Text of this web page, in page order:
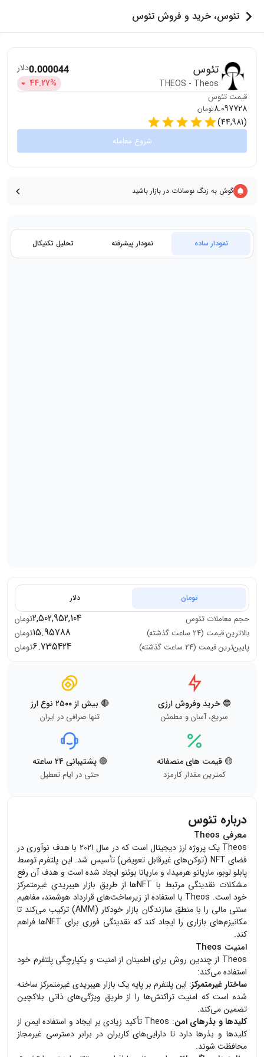
تئوس، خرید و فروش تئوس
تئوس
THEOS - Theos
0.000044دلار
44.27%
قیمت تئوس
8.097728تومان
(
44,981
)
شروع معامله
گوش به زنگ نوسانات در بازار باشید
نمودار ساده نمودار پیشرفته تحلیل تکنیکال
تومان دلار
حجم معاملات تئوس 2,502,952,104تومان
بالاترین قیمت (۲۴ ساعت گذشته)
15.95788تومان
پایین‌ترین قیمت (۲۴ ساعت گذشته)
6.735424تومان
🔵 خرید وفروش ارزی
سریع، آسان و مطمئن
🔴 بیش از ۲۵۰۰ نوع ارز
تنها صرافی در ایران
🟡 قیمت های منصفانه
کمترین مقدار کارمزد
🟢 پشتیبانی ۲۴ ساعته
حتی در ایام تعطیل
درباره تئوس
معرفی Theos
Theos یک پروژه ارز دیجیتال است که در سال 2021 با هدف نوآوری در
فضای NFT (توکن‌های غیرقابل تعویض) تأسیس شد. این پلتفرم توسط
پابلو لوبو، ماریانو هرمیدا، و ماریانا بوئنو ایجاد شده است و هدف آن رفع
مشکلات نقدینگی مرتبط با NFT‌ها از طریق بازار هیبریدی غیرمتمرکز
خود است. Theos با استفاده از زیرساخت‌های قرارداد هوشمند، مفاهیم
سنتی مالی را با منطق سازندگان بازار خودکار (AMM) ترکیب می‌کند تا
مکانیزم‌های بازاری را ایجاد کند که نقدینگی فوری برای NFT‌ها فراهم
کند.
امنیت Theos
Theos از چندین روش برای اطمینان از امنیت و یکپارچگی پلتفرم خود
استفاده می‌کند:
ساختار غیرمتمرکز: این پلتفرم بر پایه یک بازار هیبریدی غیرمتمرکز ساخته
شده است که امنیت تراکنش‌ها را از طریق ویژگی‌های ذاتی بلاکچین
تضمین می‌کند.
کلیدها و بذرهای امن
: Theos تأکید زیادی بر ایجاد و استفاده ایمن از
کلیدها و بذرها دارد تا دارایی‌های کاربران در برابر دسترسی غیرمجاز
محافظت شوند.